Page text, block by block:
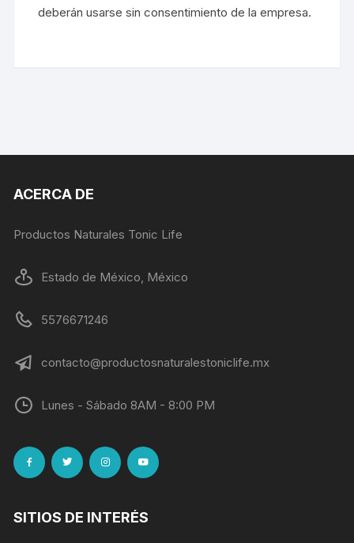
deberán usarse sin consentimiento de la empresa.
ACERCA DE
Productos Naturales Tonic Life
Estado de México, México
5576671246
contacto@productosnaturalestoniclife.mx
Lunes - Sábado 8AM - 8:00 PM
SITIOS DE INTERÉS